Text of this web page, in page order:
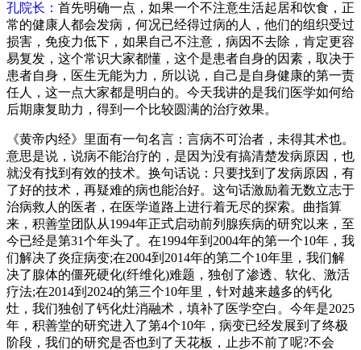
孔院长： 首先明确一点，如果一个不注意生活起居和饮食，正
常的健康人都会发病，何况已经得过病的人，他们的组织受过
损害，免疫力低下，如果自己不注意，病因不去除，肯定更容
易复发，这个常识大家都懂，这个是患者自身的因素，取决于
患者自身，医生无能为力，所以说，自己是自身健康的第一责
任人，这一点大家都是明白的。今天我讲的是我们医学如何给
后期康复助力，得到一个比较圆满的治疗效果。
《黄帝内经》里面有一句名言：言病不可治者，未得其术也。
意思是说，说病不能治疗的，是因为没有搞清楚发病原因，也
就没有找到有效的技术。换句话说：只要找到了发病原因，有
了好的技术，再疑难的病也能治好。这句话激励着无数立志于
治病救人的医者，在医学道路上进行着无尽的探索。曲指算
来，积善堂团队从1994年正式启动前列腺疾病的研究以来，至
今已经是第31个年头了。在1994年到2004年的第一个10年，我
们解决了炎症病变;在2004到2014年的第二个10年里，我们解
决了腺体的僵死硬化(纤维化)难题，独创了渗透、软化、激活
疗法;在2014到2024的第三个10年里，针对越来越多的钙化
灶，我们独创了钙化灶消融术，填补了医学空白。今年是2025
年，积善堂的研究进入了第4个10年，病变已经发展到了终极
阶段，我们的研究是否也到了天花板，止步不前了呢?不会